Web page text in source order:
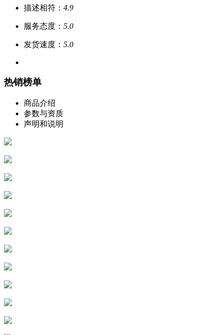
描述相符： 4.9
服务态度： 5.0
发货速度： 5.0
热销榜单
商品介绍
参数与资质
声明和说明